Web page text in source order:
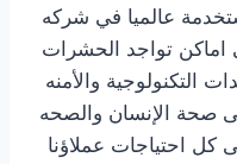
عالميا في شركه
اماكن تواجد الحشرات
التكنولوجية والأمنه
صحة الإنسان والصحه
احتياجات عملاؤنا